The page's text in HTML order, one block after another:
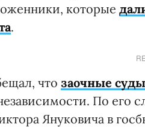
которые
.
что заочные
По его
Януковича в